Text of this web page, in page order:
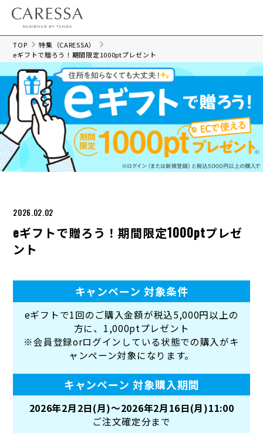
TOP
特集（CARESSA）
eギフトで贈ろう！期間限定1000ptプレゼント
2026.02.02
eギフトで贈ろう！期間限定1000ptプレゼ
ント
キャンペーン 対象条件
eギフトで1回のご購入金額が税込5,000円以上の
方に、1,000ptプレゼント
※会員登録orログインしている状態での購入がキ
ャンペーン対象になります。
キャンペーン 対象購入期間
2026年2月2日(月)～2026年2月16日(月)11:00
ご注文確定分まで